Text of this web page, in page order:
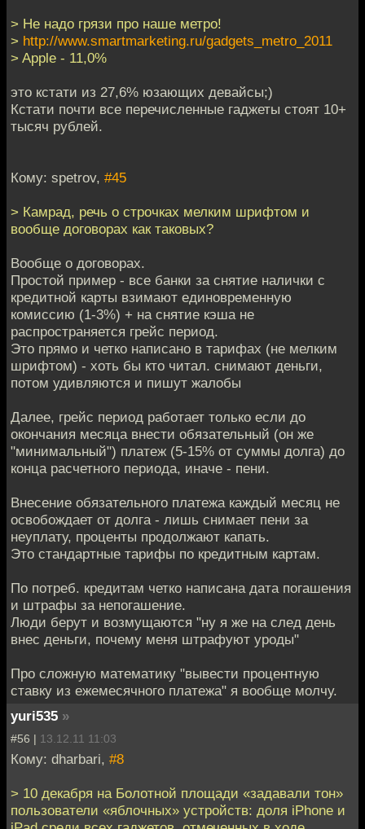
> Не надо грязи про наше метро!
> http://www.smartmarketing.ru/gadgets_metro_2011
> Apple - 11,0%
это кстати из 27,6% юзающих девайсы;)
Кстати почти все перечисленные гаджеты стоят 10+
тысяч рублей.
Кому: spetrov, #45
> Камрад, речь о строчках мелким шрифтом и
вообще договорах как таковых?
Вообще о договорах.
Простой пример - все банки за снятие налички с
кредитной карты взимают единовременную
комиссию (1-3%) + на снятие кэша не
распространяется грейс период.
Это прямо и четко написано в тарифах (не мелким
шрифтом) - хоть бы кто читал. снимают деньги,
потом удивляются и пишут жалобы
Далее, грейс период работает только если до
окончания месяца внести обязательный (он же
"минимальный") платеж (5-15% от суммы долга) до
конца расчетного периода, иначе - пени.
Внесение обязательного платежа каждый месяц не
освобождает от долга - лишь снимает пени за
неуплату, проценты продолжают капать.
Это стандартные тарифы по кредитным картам.
По потреб. кредитам четко написана дата погашения
и штрафы за непогашение.
Люди берут и возмущаются "ну я же на след день
внес деньги, почему меня штрафуют уроды"
Про сложную математику "вывести процентную
ставку из ежемесячного платежа" я вообще молчу.
yuri535 »
#56 | 13.12.11 11:03
Кому: dharbari, #8
> 10 декабря на Болотной площади «задавали тон»
пользователи «яблочных» устройств: доля iPhone и